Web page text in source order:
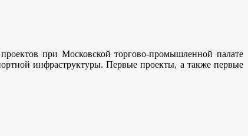
при Московской торгово-промышленной палате
инфраструктуры. Первые проекты, а также первые